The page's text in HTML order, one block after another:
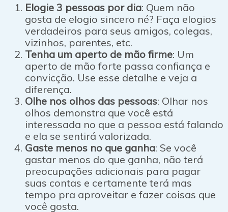
Elogie 3 pessoas por dia: Quem não
gosta de elogio sincero né? Faça elogios
verdadeiros para seus amigos, colegas,
vizinhos, parentes, etc.
Tenha um aperto de mão firme: Um
aperto de mão forte passa confiança e
convicção. Use esse detalhe e veja a
diferença.
Olhe nos olhos das pessoas: Olhar nos
olhos demonstra que você está
interessada no que a pessoa está falando
e ela se sentirá valorizada.
Gaste menos no que ganha: Se você
gastar menos do que ganha, não terá
preocupações adicionais para pagar
suas contas e certamente terá mas
tempo pra aproveitar e fazer coisas que
você gosta.